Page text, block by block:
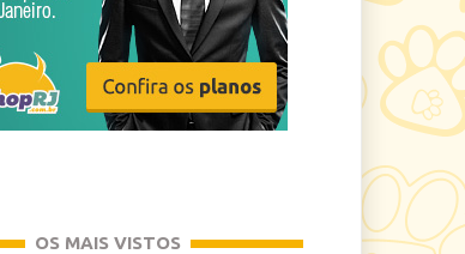
OS MAIS VISTOS